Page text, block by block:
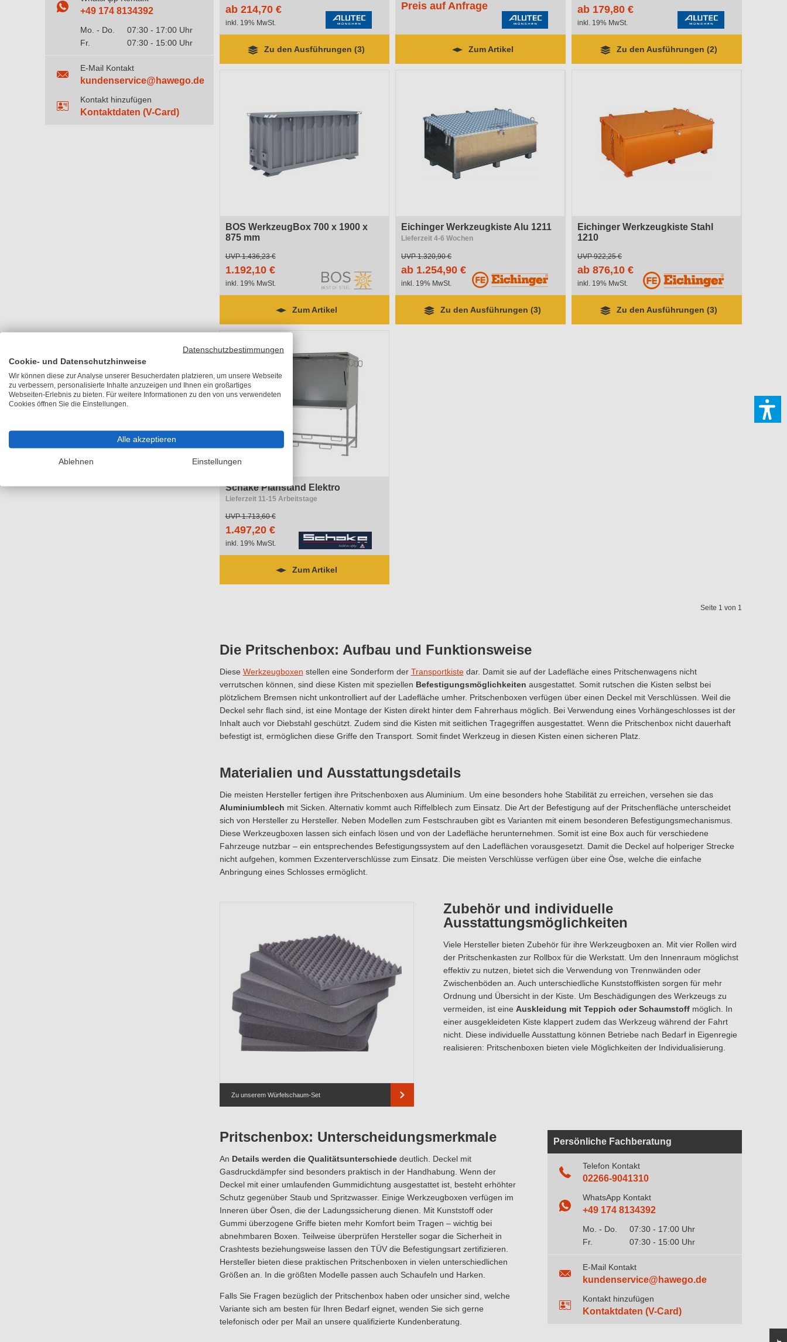
+49 174 8134392
Mo. - Do.
07:30 - 17:00 Uhr
Fr.
07:30 - 15:00 Uhr
E-Mail Kontakt
kundenservice@hawego.de
Kontakt hinzufügen
Kontaktdaten (V-Card)
ab 214,70 €
inkl. 19% MwSt.
Zu den Ausführungen (3)
Preis auf Anfrage
Zum Artikel
ab 179,80 €
inkl. 19% MwSt.
Zu den Ausführungen (2)
BOS WerkzeugBox 700 x 1900 x
875 mm
UVP1.436,23 €
1.192,10 €
inkl. 19% MwSt.
Zum Artikel
Eichinger Werkzeugkiste Alu 1211
Lieferzeit 4-6 Wochen
UVP1.320,90 €
ab 1.254,90 €
inkl. 19% MwSt.
Zu den Ausführungen (3)
Eichinger Werkzeugkiste Stahl
1210
UVP922,25 €
ab 876,10 €
inkl. 19% MwSt.
Zu den Ausführungen (3)
Schake Planstand Elektro
Lieferzeit 11-15 Arbeitstage
UVP1.713,60 €
1.497,20 €
inkl. 19% MwSt.
Zum Artikel
Seite 1 von 1
Die Pritschenbox: Aufbau und Funktionsweise
Diese Werkzeugboxen stellen eine Sonderform der Transportkistedar. Damit sie auf der Ladefläche eines Pritschenwagens nicht
verrutschen können, sind diese Kisten mit speziellen Befestigungsmöglichkeiten ausgestattet. Somit rutschen die Kisten selbst bei
plötzlichem Bremsen nicht unkontrolliert auf der Ladefläche umher. Pritschenboxen verfügen über einen Deckel mit Verschlüssen. Weil die
Deckel sehr flach sind, ist eine Montage der Kisten direkt hinter dem Fahrerhaus möglich. Bei Verwendung eines Vorhängeschlosses ist der
Inhalt auch vor Diebstahl geschützt. Zudem sind die Kisten mit seitlichen Tragegriffen ausgestattet. Wenn die Pritschenbox nicht dauerhaft
befestigt ist, ermöglichen diese Griffe den Transport. Somit findet Werkzeug in diesen Kisten einen sicheren Platz.
Materialien und Ausstattungsdetails
Die meisten Hersteller fertigen ihre Pritschenboxen aus Aluminium. Um eine besonders hohe Stabilität zu erreichen, versehen sie das
Aluminiumblech mit Sicken. Alternativ kommt auch Riffelblech zum Einsatz. Die Art der Befestigung auf der Pritschenfläche unterscheidet
sich von Hersteller zu Hersteller. Neben Modellen zum Festschrauben gibt es Varianten mit einem besonderen Befestigungsmechanismus.
Diese Werkzeugboxen lassen sich einfach lösen und von der Ladefläche herunternehmen. Somit ist eine Box auch für verschiedene
Fahrzeuge nutzbar – ein entsprechendes Befestigungssystem auf den Ladeflächen vorausgesetzt. Damit die Deckel auf holperiger Strecke
nicht aufgehen, kommen Exzenterverschlüsse zum Einsatz. Die meisten Verschlüsse verfügen über eine Öse, welche die einfache
Anbringung eines Schlosses ermöglicht.
Zubehör und individuelle
Ausstattungsmöglichkeiten
Viele Hersteller bieten Zubehör für ihre Werkzeugboxen an. Mit vier Rollen wird
der Pritschenkasten zur Rollbox für die Werkstatt. Um den Innenraum möglichst
effektiv zu nutzen, bietet sich die Verwendung von Trennwänden oder
Zwischenböden an. Auch unterschiedliche Kunststoffkisten sorgen für mehr
Ordnung und Übersicht in der Kiste. Um Beschädigungen des Werkzeugs zu
vermeiden, ist eine Auskleidung mit Teppich oder Schaumstoffmöglich. In
einer ausgekleideten Kiste klappert zudem das Werkzeug während der Fahrt
nicht. Diese individuelle Ausstattung können Betriebe nach Bedarf in Eigenregie
realisieren: Pritschenboxen bieten viele Möglichkeiten der Individualisierung.
Zu unserem Würfelschaum-Set
Pritschenbox: Unterscheidungsmerkmale
An Details werden die Qualitätsunterschiededeutlich. Deckel mit
Gasdruckdämpfer sind besonders praktisch in der Handhabung. Wenn der
Deckel mit einer umlaufenden Gummidichtung ausgestattet ist, besteht erhöhter
Schutz gegenüber Staub und Spritzwasser. Einige Werkzeugboxen verfügen im
Inneren über Ösen, die der Ladungssicherung dienen. Mit Kunststoff oder
Gummi überzogene Griffe bieten mehr Komfort beim Tragen – wichtig bei
abnehmbaren Boxen. Teilweise überprüfen Hersteller sogar die Sicherheit in
Crashtests beziehungsweise lassen den TÜV die Befestigungsart zertifizieren.
Hersteller bieten diese praktischen Pritschenboxen in vielen unterschiedlichen
Größen an. In die größten Modelle passen auch Schaufeln und Harken.
Falls Sie Fragen bezüglich der Pritschenbox haben oder unsicher sind, welche
Variante sich am besten für Ihren Bedarf eignet, wenden Sie sich gerne
telefonisch oder per Mail an unsere qualifizierte Kundenberatung.
Persönliche Fachberatung
Telefon Kontakt
02266-9041310
WhatsApp Kontakt
+49 174 8134392
Mo. - Do.
07:30 - 17:00 Uhr
Fr.
07:30 - 15:00 Uhr
E-Mail Kontakt
kundenservice@hawego.de
Kontakt hinzufügen
Kontaktdaten (V-Card)
Datenschutzbestimmungen
Cookie- und Datenschutzhinweise
Wir können diese zur Analyse unserer Besucherdaten platzieren, um unsere Webseite
zu verbessern, personalisierte Inhalte anzuzeigen und Ihnen ein großartiges
Webseiten-Erlebnis zu bieten. Für weitere Informationen zu den von uns verwendeten
Cookies öffnen Sie die Einstellungen.
Alle akzeptieren
Ablehnen Einstellungen